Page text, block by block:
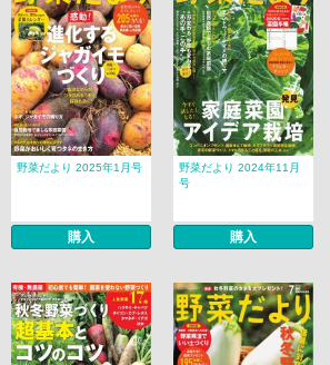
野菜だより 2025年1月号
購入
野菜だより 2024年11月
号
購入